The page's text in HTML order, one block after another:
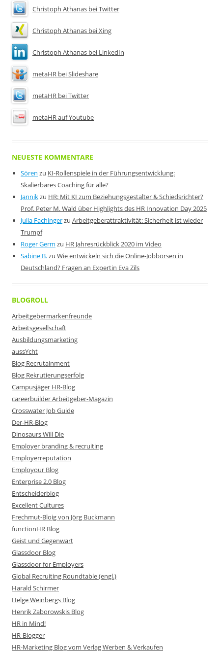
Christoph Athanas bei Twitter
Christoph Athanas bei Xing
Christoph Athanas bei LinkedIn
metaHR bei Slideshare
metaHR bei Twitter
metaHR auf Youtube
NEUESTE KOMMENTARE
Sören zu KI-Rollenspiele in der Führungsentwicklung:
Skalierbares Coaching für alle?
Jannikzu HR: Mit KI zum Beziehungsgestalter & Schiedsrichter?
Prof. Peter M. Wald über Highlights des HR Innovation Day 2025
Julia Fachingerzu Arbeitgeberattraktivität: Sicherheit ist wieder
Trumpf
Roger Germ zu HR Jahresrückblick 2020 im Video
Sabine B.zu Wie entwickeln sich die Online-Jobbörsen in
Deutschland? Fragen an Expertin Eva Zils
BLOGROLL
Arbeitgebermarkenfreunde
Arbeitsgesellschaft
Ausbildungsmarketing
aussYcht
Blog Recrutainment
Blog Rekrutierungserfolg
Campusjäger HR-Blog
careerbuilder Arbeitgeber-Magazin
Crosswater Job Guide
Der-HR-Blog
Dinosaurs Will Die
Employer branding & recruiting
Employerreputation
Employour Blog
Enterprise 2.0 Blog
Entscheiderblog
Excellent Cultures
Frechmut-Bloig von Jörg Buckmann
functionHR Blog
Geist und Gegenwart
Glassdoor Blog
Glassdoor for Employers
Global Recruiting Roundtable (engl.)
Harald Schirmer
Helge Weinbergs Blog
Henrik Zaborowskis Blog
HR in Mind!
HR-Blogger
HR-Marketing Blog vom Verlag Werben & Verkaufen